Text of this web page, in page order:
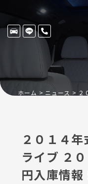
ホーム ニュース
２０１４
ライブ ２
円入庫情報